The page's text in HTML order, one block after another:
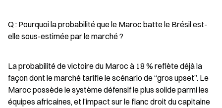
Q : Pourquoi la probabilité que le Maroc batte le Brésil est-
elle sous-estimée par le marché ?
La probabilité de victoire du Maroc à 18 % reflète déjà la
façon dont le marché tarifie le scénario de “gros upset”. Le
Maroc possède le système défensif le plus solide parmi les
équipes africaines, et l’impact sur le flanc droit du capitaine